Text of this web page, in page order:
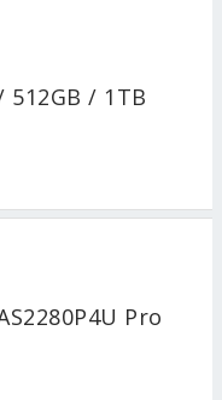
512GB / 1TB
Pro